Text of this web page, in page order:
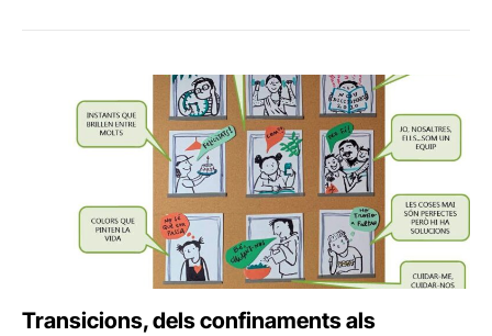
Transicions, dels confinaments als